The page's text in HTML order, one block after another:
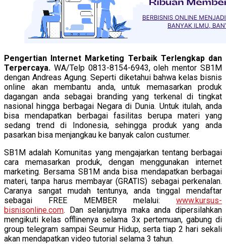
Pengertian Internet Marketing Terbaik Terlengkap dan
Terpercaya. WA/Telp 0813-8154-6943, oleh mentor SB1M
dengan Andreas Agung. Seperti diketahui bahwa kelas bisnis
online akan membantu anda, untuk memasarkan produk
dagangan anda sebagai branding yang terkenal di tingkat
nasional hingga berbagai Negara di Dunia. Untuk itulah, anda
bisa mendapatkan berbagai fasilitas berupa materi yang
sedang trend di Indonesia, sehingga produk yang anda
pasarkan bisa menjangkau ke banyak calon custumer.
SB1M adalah Komunitas yang mengajarkan tentang berbagai
cara memasarkan produk, dengan menggunakan internet
marketing. Bersama SB1M anda bisa mendapatkan berbagai
materi, tanpa harus membayar (GRATIS) sebagai perkenalan.
Caranya sangat mudah tentunya, anda tinggal mendaftar
sebagai FREE MEMBER melalui: www.kursus-
bisnisonline.com. Dan selanjutnya maka anda dipersilahkan
mengikuti kelas offlinenya selama 3x pertemuan, gabung di
group telegram sampai Seumur Hidup, serta tiap 2 hari sekali
akan mendapatkan video tutorial selama 3 tahun.